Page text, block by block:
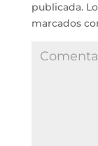
publicada.
marcados